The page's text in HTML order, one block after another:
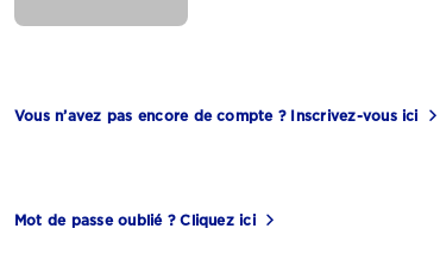
Vous n’avez pas encore de compte ? Inscrivez-vous ici
Mot de passe oublié ? Cliquez ici